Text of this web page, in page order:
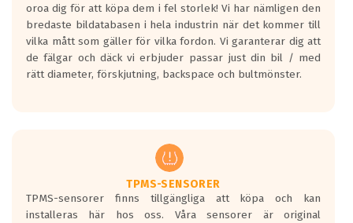
oroa dig för att köpa dem i fel storlek! Vi har nämligen den
bredaste bildatabasen i hela industrin när det kommer till
vilka mått som gäller för vilka fordon. Vi garanterar dig att
de fälgar och däck vi erbjuder passar just din bil / med
rätt diameter, förskjutning, backspace och bultmönster.
TPMS-SENSORER
TPMS-sensorer finns tillgängliga att köpa och kan
installeras här hos oss. Våra sensorer är original